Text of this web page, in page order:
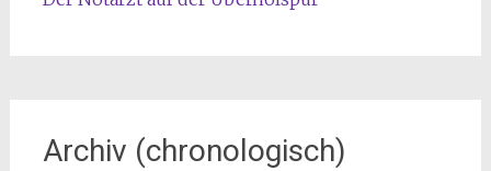
Archiv (chronologisch)